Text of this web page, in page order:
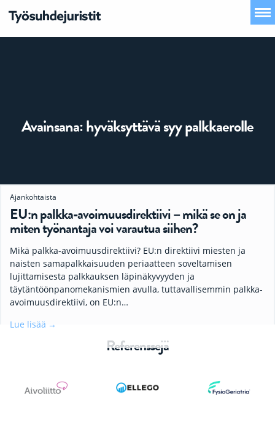
Avainsana:hyväksyttävä syy palkkaerolle
Ajankohtaista
EU:n palkka-avoimuusdirektiivi – mikä se on ja
miten työnantaja voi varautua siihen?
Mikä palkka-avoimuusdirektiivi? EU:n direktiivi miesten ja
naisten samapalkkaisuuden periaatteen soveltamisen
lujittamisesta palkkauksen läpinäkyvyyden ja
täytäntöönpanomekanismien avulla, tuttavallisemmin palkka-
avoimuusdirektiivi, on EU:n…
Lue lisää
Referenssejä